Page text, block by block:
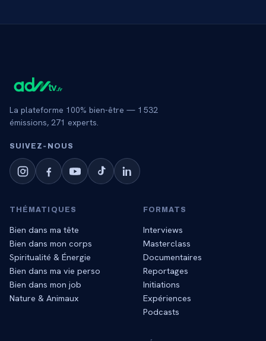
La plateforme 100% bien-être — 1 532
émissions, 271 experts.
SUIVEZ‑NOUS
THÉMATIQUES
Bien dans ma tête
Bien dans mon corps
Spiritualité & Énergie
Bien dans ma vie perso
Bien dans mon job
Nature & Animaux
FORMATS
Interviews
Masterclass
Documentaires
Reportages
Initiations
Expériences
Podcasts